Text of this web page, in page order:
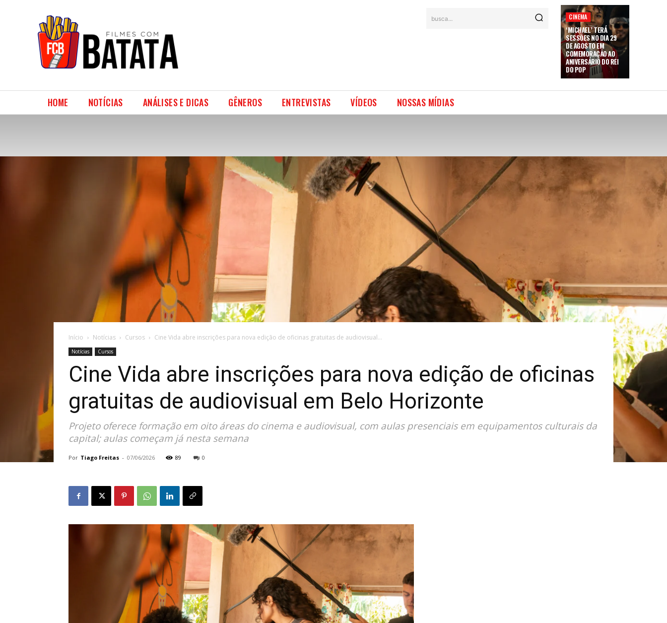
busca... CINEMA
‘MICHAEL’ TERÁ
SESSÕES NO DIA 29
DE AGOSTO EM
COMEMORAÇÃO AO
ANIVERSÁRIO DO REI
DO POP
HOME NOTÍCIAS ANÁLISES E DICAS GÊNEROS ENTREVISTAS VÍDEOS NOSSAS MÍDIAS
Início Notícias Cursos Cine Vida abre inscrições para nova edição de oficinas gratuitas de audiovisual...
Notícias Cursos
Cine Vida abre inscrições para nova edição de oficinas
gratuitas de audiovisual em Belo Horizonte
Projeto oferece formação em oito áreas do cinema e audiovisual, com aulas presenciais em equipamentos culturais da
capital; aulas começam já nesta semana
Por Tiago Freitas - 07/06/2026 89 0